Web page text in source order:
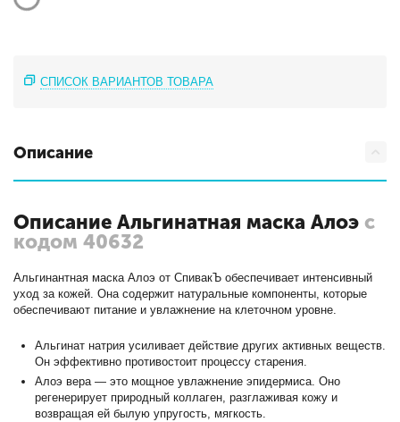
СПИСОК ВАРИАНТОВ ТОВАРА
Описание
Описание Альгинатная маска Алоэ с
кодом 40632
Альгинантная маска Алоэ от СпивакЪ обеспечивает интенсивный
уход за кожей. Она содержит натуральные компоненты, которые
обеспечивают питание и увлажнение на клеточном уровне.
Альгинат натрия усиливает действие других активных веществ.
Он эффективно противостоит процессу старения.
Алоэ вера — это мощное увлажнение эпидермиса. Оно
регенерирует природный коллаген, разглаживая кожу и
возвращая ей былую упругость, мягкость.